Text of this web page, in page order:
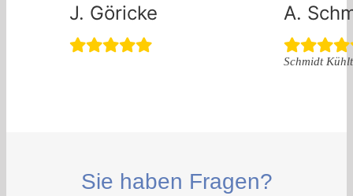
J. Göricke A.
Schmidt
Sie haben Fragen?